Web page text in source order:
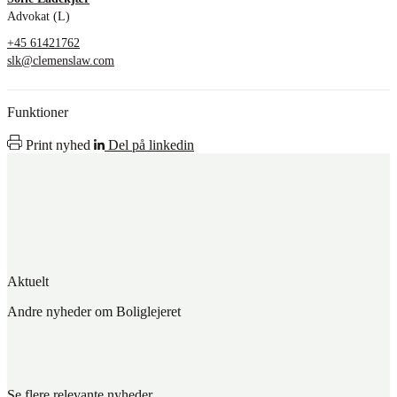
Advokat (L)
+45 61421762
slk@clemenslaw.com
Funktioner
Print nyhed Del på linkedin
Aktuelt
Andre nyheder om Boliglejeret